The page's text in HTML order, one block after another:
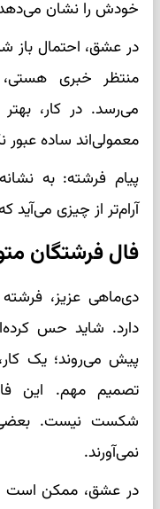
خودش را نشان
در عشق، احتمال باز
منتظر خبری هستی،
می‌رسد. در کار،
معمولی‌اند ساده عبور
پیام فرشته: به
آرام‌تر از چیزی می‌آید
فال فرشتگان
دی‌ماهی عزیز، فرشته
دارد. شاید حس
پیش می‌روند؛ یک
تصمیم مهم. این
شکست نیست. بعضی
نمی‌آورند.
در عشق، ممکن است